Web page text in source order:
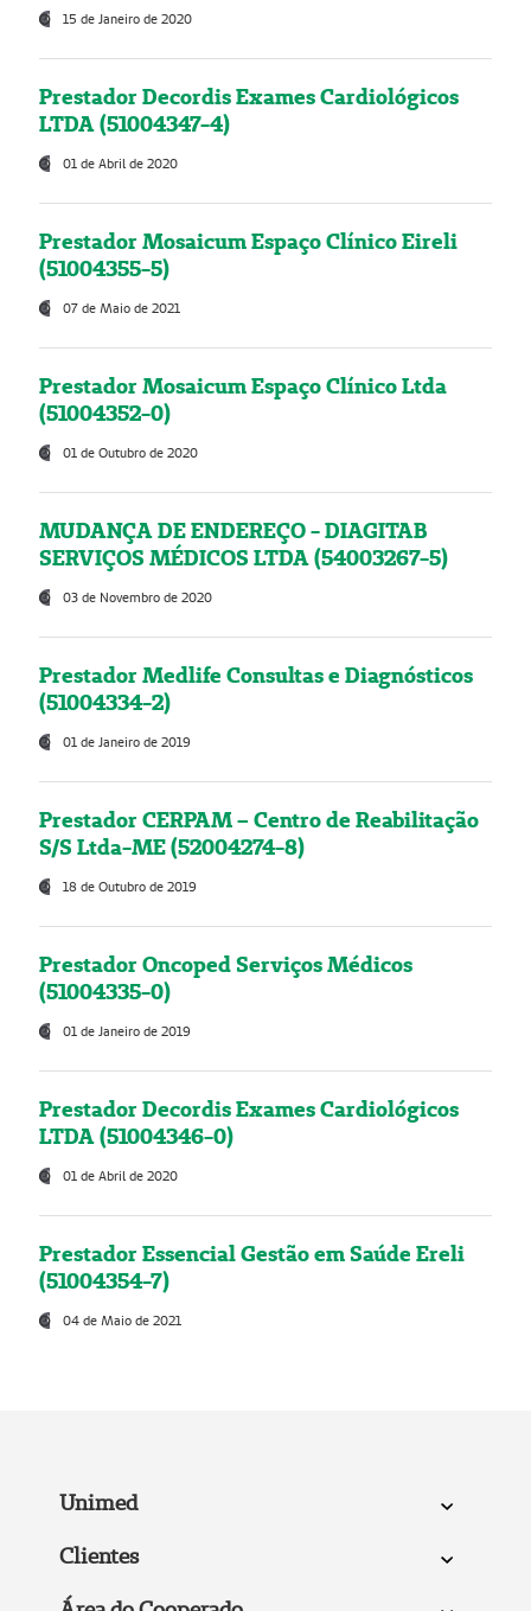
15 de Janeiro de 2020
Prestador Decordis Exames Cardiológicos
LTDA (51004347-4)
01 de Abril de 2020
Prestador Mosaicum Espaço Clínico Eireli
(51004355-5)
07 de Maio de 2021
Prestador Mosaicum Espaço Clínico Ltda
(51004352-0)
01 de Outubro de 2020
MUDANÇA DE ENDEREÇO - DIAGITAB
SERVIÇOS MÉDICOS LTDA (54003267-5)
03 de Novembro de 2020
Prestador Medlife Consultas e Diagnósticos
(51004334-2)
01 de Janeiro de 2019
Prestador CERPAM – Centro de Reabilitação
S/S Ltda-ME (52004274-8)
18 de Outubro de 2019
Prestador Oncoped Serviços Médicos
(51004335-0)
01 de Janeiro de 2019
Prestador Decordis Exames Cardiológicos
LTDA (51004346-0)
01 de Abril de 2020
Prestador Essencial Gestão em Saúde Ereli
(51004354-7)
04 de Maio de 2021
Unimed
Clientes